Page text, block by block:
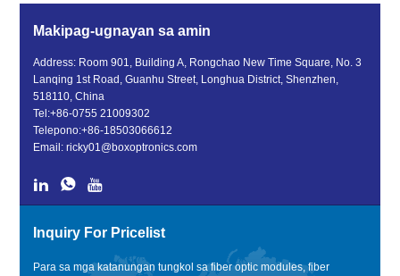
Makipag-ugnayan sa amin
Address: Room 901, Building A, Rongchao New Time Square, No. 3
Lanqing 1st Road, Guanhu Street, Longhua District, Shenzhen,
518110, China
Tel:+86-0755 21009302
Telepono:+86-18503066612
Email:ricky01@boxoptronics.com
Inquiry For Pricelist
Para sa mga katanungan tungkol sa fiber optic modules, fiber